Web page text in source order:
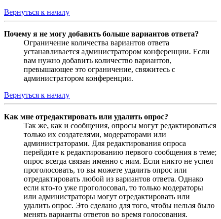
Вернуться к началу
Почему я не могу добавить больше вариантов ответа?
Ограничение количества вариантов ответа
устанавливается администратором конференции. Если
вам нужно добавить количество вариантов,
превышающее это ограничение, свяжитесь с
администратором конференции.
Вернуться к началу
Как мне отредактировать или удалить опрос?
Так же, как и сообщения, опросы могут редактироваться
только их создателями, модераторами или
администраторами. Для редактирования опроса
перейдите к редактированию первого сообщения в теме;
опрос всегда связан именно с ним. Если никто не успел
проголосовать, то вы можете удалить опрос или
отредактировать любой из вариантов ответа. Однако
если кто-то уже проголосовал, то только модераторы
или администраторы могут отредактировать или
удалить опрос. Это сделано для того, чтобы нельзя было
менять варианты ответов во время голосования.